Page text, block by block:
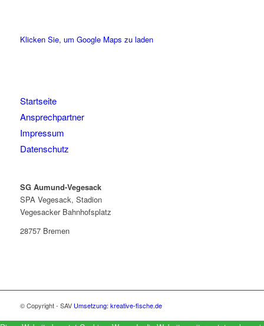
Klicken Sie, um Google Maps zu laden
Startseite
Ansprechpartner
Impressum
Datenschutz
SG Aumund-Vegesack
SPA Vegesack, Stadion
Vegesacker Bahnhofsplatz
28757 Bremen
© Copyright - SAV Umsetzung: kreative-fische.de